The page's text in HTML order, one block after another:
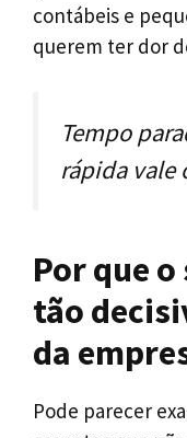
contábeis e
querem ter dor
Tempo
rápida vale
Por que
tão
da
Pode parecer